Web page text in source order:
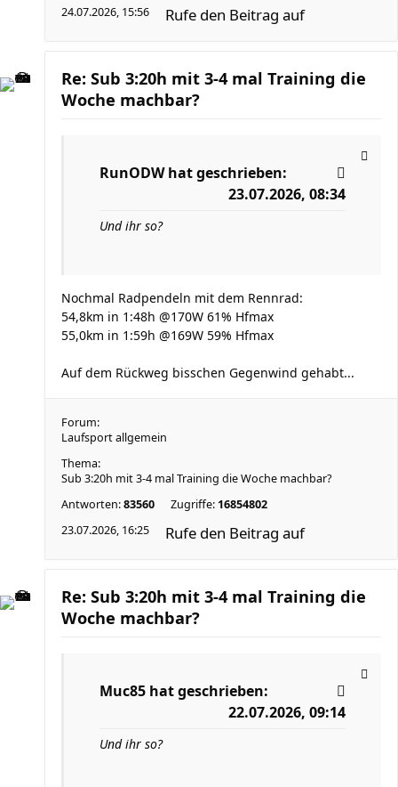
24.07.2026, 15:56
Rufe den Beitrag auf
Re: Sub 3:20h mit 3-4 mal Training die
Woche machbar?
RunODWhat geschrieben:
23.07.2026, 08:34
Und ihr so?
Nochmal Radpendeln mit dem Rennrad:
54,8km in 1:48h @170W 61% Hfmax
55,0km in 1:59h @169W 59% Hfmax
Auf dem Rückweg bisschen Gegenwind gehabt...
Forum:
Laufsport allgemein
Thema:
Sub 3:20h mit 3-4 mal Training die Woche machbar?
Antworten:83560 Zugriffe: 16854802
23.07.2026, 16:25
Rufe den Beitrag auf
Re: Sub 3:20h mit 3-4 mal Training die
Woche machbar?
Muc85 hat geschrieben:
22.07.2026, 09:14
Und ihr so?